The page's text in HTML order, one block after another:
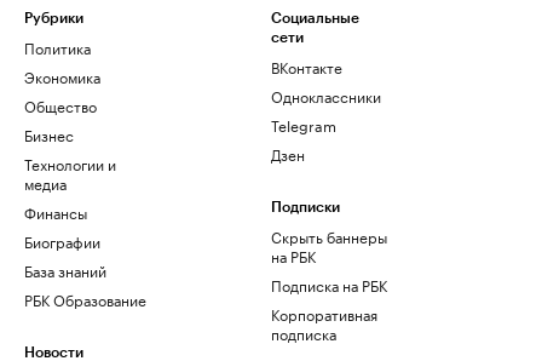
Рубрики
Политика
Экономика
Общество
Бизнес
Технологии и
медиа
Финансы
Биографии
База знаний
РБК Образование
Новости
Социальные
сети
ВКонтакте
Одноклассники
Telegram
Дзен
Подписки
Скрыть баннеры
на РБК
Подписка на РБК
Корпоративная
подписка